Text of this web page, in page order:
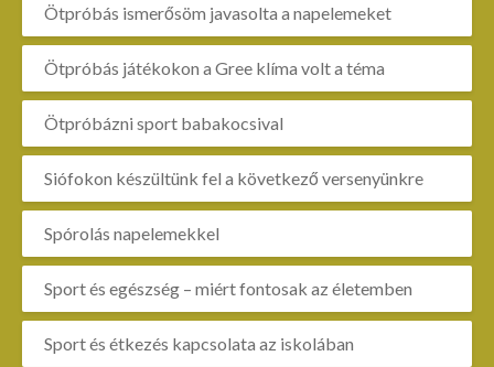
Ötpróbás ismerősöm javasolta a napelemeket
Ötpróbás játékokon a Gree klíma volt a téma
Ötpróbázni sport babakocsival
Siófokon készültünk fel a következő versenyünkre
Spórolás napelemekkel
Sport és egészség – miért fontosak az életemben
Sport és étkezés kapcsolata az iskolában